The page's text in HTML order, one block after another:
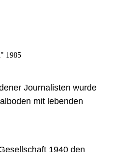
1985
Journalisten wurde
mit lebenden
1940 den